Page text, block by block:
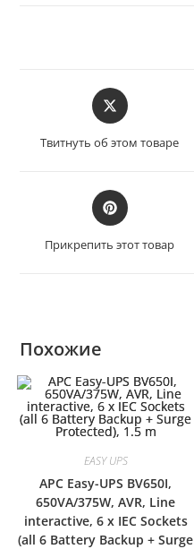
Твитнуть об этом товаре
Прикрепить этот товар
Похожие
EASY UPS
APC Easy-UPS BV650I,
650VA/375W, AVR, Line
interactive, 6 x IEC Sockets
(all 6 Battery Backup + Surge